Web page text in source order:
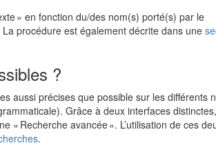
» en fonction du/des nom(s) porté(s) par le
procédure est également décrite dans une
?
aussi précises que possible sur les différents
Grâce à deux interfaces distinctes,
« Recherche avancée ». L’utilisation de ces
.